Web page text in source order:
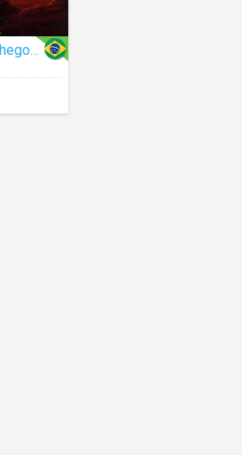
Nesta Noite O Amor Chegou (Audio)